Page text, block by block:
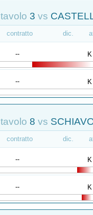
tavolo 3 vs
contratto dic.
-- K
-- K
tavolo 8 vs
contratto dic.
-- K
-- K